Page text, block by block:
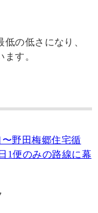
の低さになり、
す。
野田梅郷住宅循
1便のみの路線に幕